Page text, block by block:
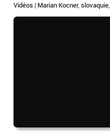
Vidéos | Marian Kocner,slovaquie,